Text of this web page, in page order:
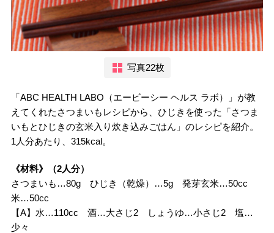
写真22枚
「ABC HEALTH LABO（エービーシー ヘルス ラボ）」が教
えてくれたさつまいもレシピから、ひじきを使った「さつま
いもとひじきの玄米入り炊き込みごはん」のレシピを紹介。
1人分あたり、315kcal。
《材料》（2人分）
さつまいも…80g ひじき（乾燥）…5g 発芽玄米…50cc
米…50cc
【A】水…110cc 酒…大さじ2 しょうゆ…小さじ2 塩…
少々